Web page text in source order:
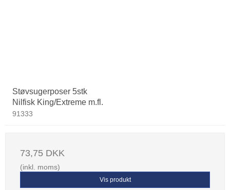
Støvsugerposer 5stk
Nilfisk King/Extreme m.fl.
91333
73,75 DKK
(inkl. moms)
Vis produkt